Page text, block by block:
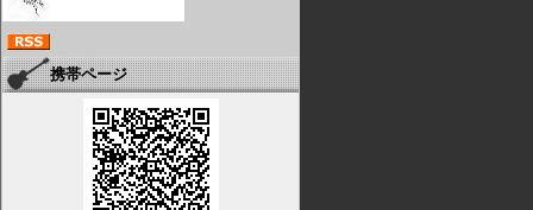
携帯ページ